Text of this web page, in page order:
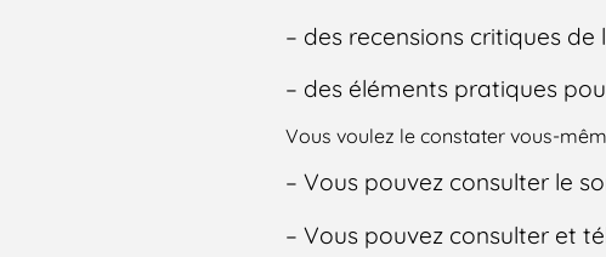
– des recensions critiques de
– des éléments pratiques
Vous voulez le constater vous-
– Vous pouvez consulter le
– Vous pouvez consulter et